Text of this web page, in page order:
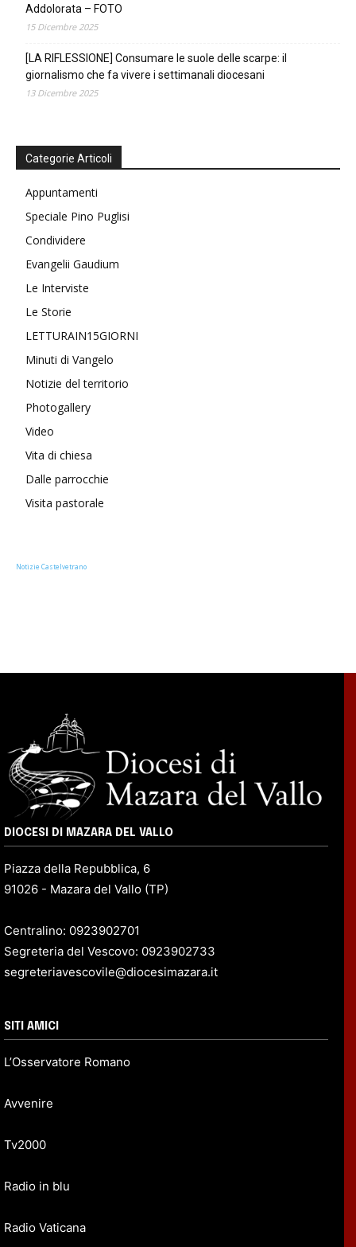
Addolorata – FOTO
15 Dicembre 2025
[LA RIFLESSIONE] Consumare le suole delle scarpe: il
giornalismo che fa vivere i settimanali diocesani
13 Dicembre 2025
Categorie Articoli
Appuntamenti
Speciale Pino Puglisi
Condividere
Evangelii Gaudium
Le Interviste
Le Storie
LETTURAIN15GIORNI
Minuti di Vangelo
Notizie del territorio
Photogallery
Video
Vita di chiesa
Dalle parrocchie
Visita pastorale
Notizie Castelvetrano
DIOCESI DI MAZARA DEL VALLO
Piazza della Repubblica, 6
91026 - Mazara del Vallo (TP)
Centralino: 0923902701
Segreteria del Vescovo: 0923902733
segreteriavescovile@diocesimazara.it
SITI AMICI
L’Osservatore Romano
Avvenire
Tv2000
Radio in blu
Radio Vaticana